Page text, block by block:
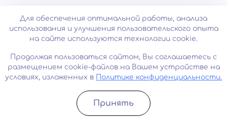
нарколог высшей категории с 40-летним стажем
работы. Виталий Леонидович Минутко:
«Начнем с того, что симптомы встречаются почти
подростковом возрасте (40–66%) поверхностные и
слабо выраженные психотические симптомы могут
возникать без других, явных признаков дисфункции
Записатьcя
Для обеспечения оптимальной работы, анализа
использования и улучшения пользовательского опыта
на сайте используются технологии cookie.
Продолжая пользоваться сайтом, Вы соглашаетесь с
размещением cookie-файлов на Вашем устройстве на
условиях, изложенных в
Политике конфиденциальности.
Принять